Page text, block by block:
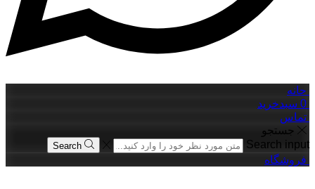
حانه
0 سبدخرید
تماس
جستجو
Search input
Search
فروشگاه